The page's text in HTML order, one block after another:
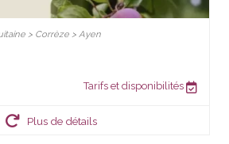
> Corrèze > Ayen
Tarifs et disponibilités
Plus de détails